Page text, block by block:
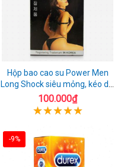
Hộp bao cao su Power Men
Long Shock siêu mỏng, kéo dài
quan hệ thoải mái
100.000₫
-9%